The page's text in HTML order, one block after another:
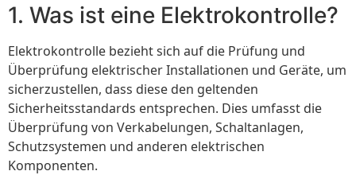
1. Was ist eine Elektrokontrolle?
Elektrokontrolle bezieht sich auf die Prüfung und
Überprüfung elektrischer Installationen und Geräte, um
sicherzustellen, dass diese den geltenden
Sicherheitsstandards entsprechen. Dies umfasst die
Überprüfung von Verkabelungen, Schaltanlagen,
Schutzsystemen und anderen elektrischen
Komponenten.